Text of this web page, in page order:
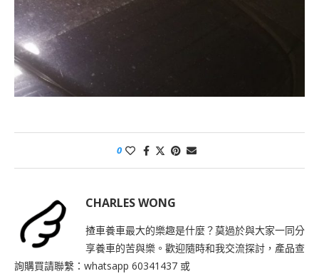
0
CHARLES WONG
揸車養車最大的樂趣是什麼？莫過於與大家一同分
享養車的苦與樂。歡迎隨時和我交流探討，產品查
詢購買請聯繫：whatsapp 60341437 或